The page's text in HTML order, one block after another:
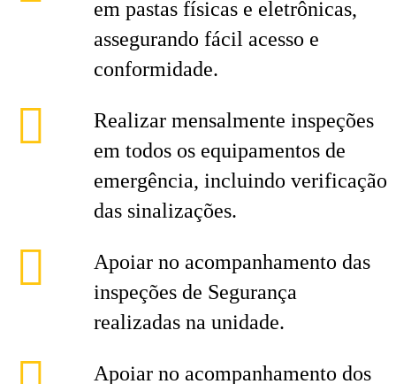
em pastas físicas e eletrônicas,
assegurando fácil acesso e
conformidade.
Realizar mensalmente inspeções
em todos os equipamentos de
emergência, incluindo verificação
das sinalizações.
Apoiar no acompanhamento das
inspeções de Segurança
realizadas na unidade.
Apoiar no acompanhamento dos